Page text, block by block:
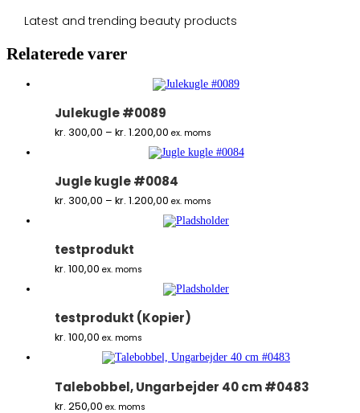
Latest and trending beauty products
Relaterede varer
Julekugle #0089
kr. 300,00 – kr. 1.200,00Prisinterval:
til
kr. 1.200,00
ex. moms
Jugle kugle #0084
kr. 300,00 – kr. 1.200,00Prisinterval:
til
kr. 1.200,00
ex. moms
testprodukt
kr. 100,00 ex. moms
testprodukt (Kopier)
kr. 100,00 ex. moms
Talebobbel, Ungarbejder 40 cm #0483
kr. 250,00 ex. moms